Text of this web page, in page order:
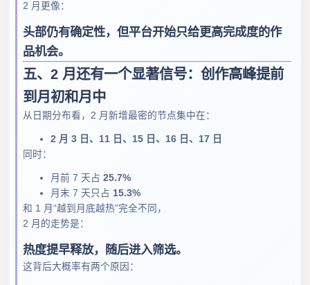
2 月更像：
头部仍有确定性，但平台开始只给更高完成度的作
品机会。
五、2 月还有一个显著信号：创作高峰提前
到月初和月中
从日期分布看，2 月新增最密的节点集中在：
2 月 3 日、11 日、15 日、16 日、17 日
同时：
月前 7 天占 25.7%
月末 7 天只占 15.3%
和 1 月“越到月底越热”完全不同，
2 月的走势是：
热度提早释放，随后进入筛选。
这背后大概率有两个原因：